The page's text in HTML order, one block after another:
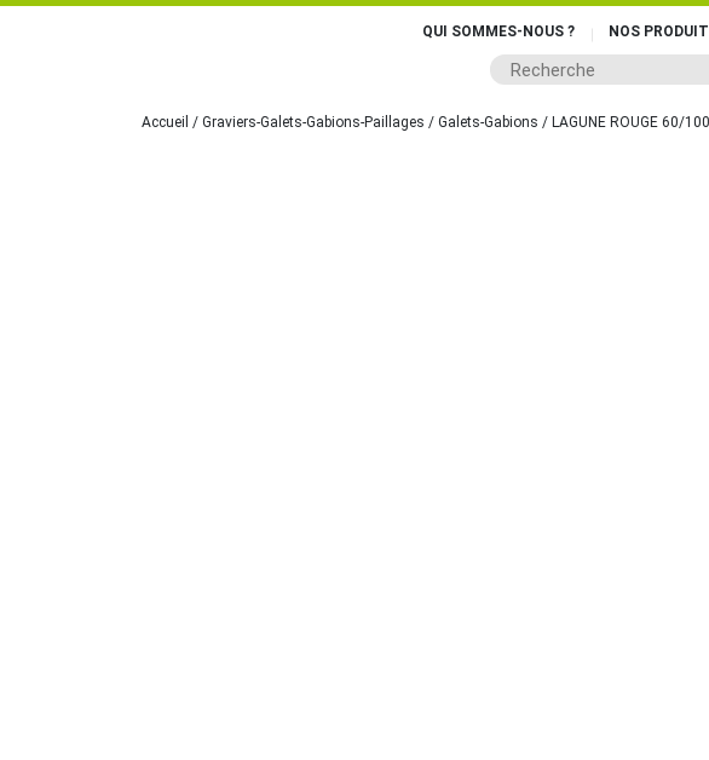
QUI SOMMES-NOUS ? NOS
Accueil / Graviers-Galets-Gabions-Paillages / Galets-Gabions / LAGUNE ROUGE 60/